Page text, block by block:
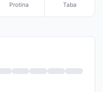
Protina Taba